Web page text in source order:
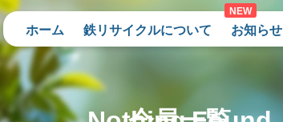
ホーム 鉄リサイクルについて お知らせ